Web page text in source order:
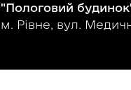
"Пологовий
м. Рівне, вул.